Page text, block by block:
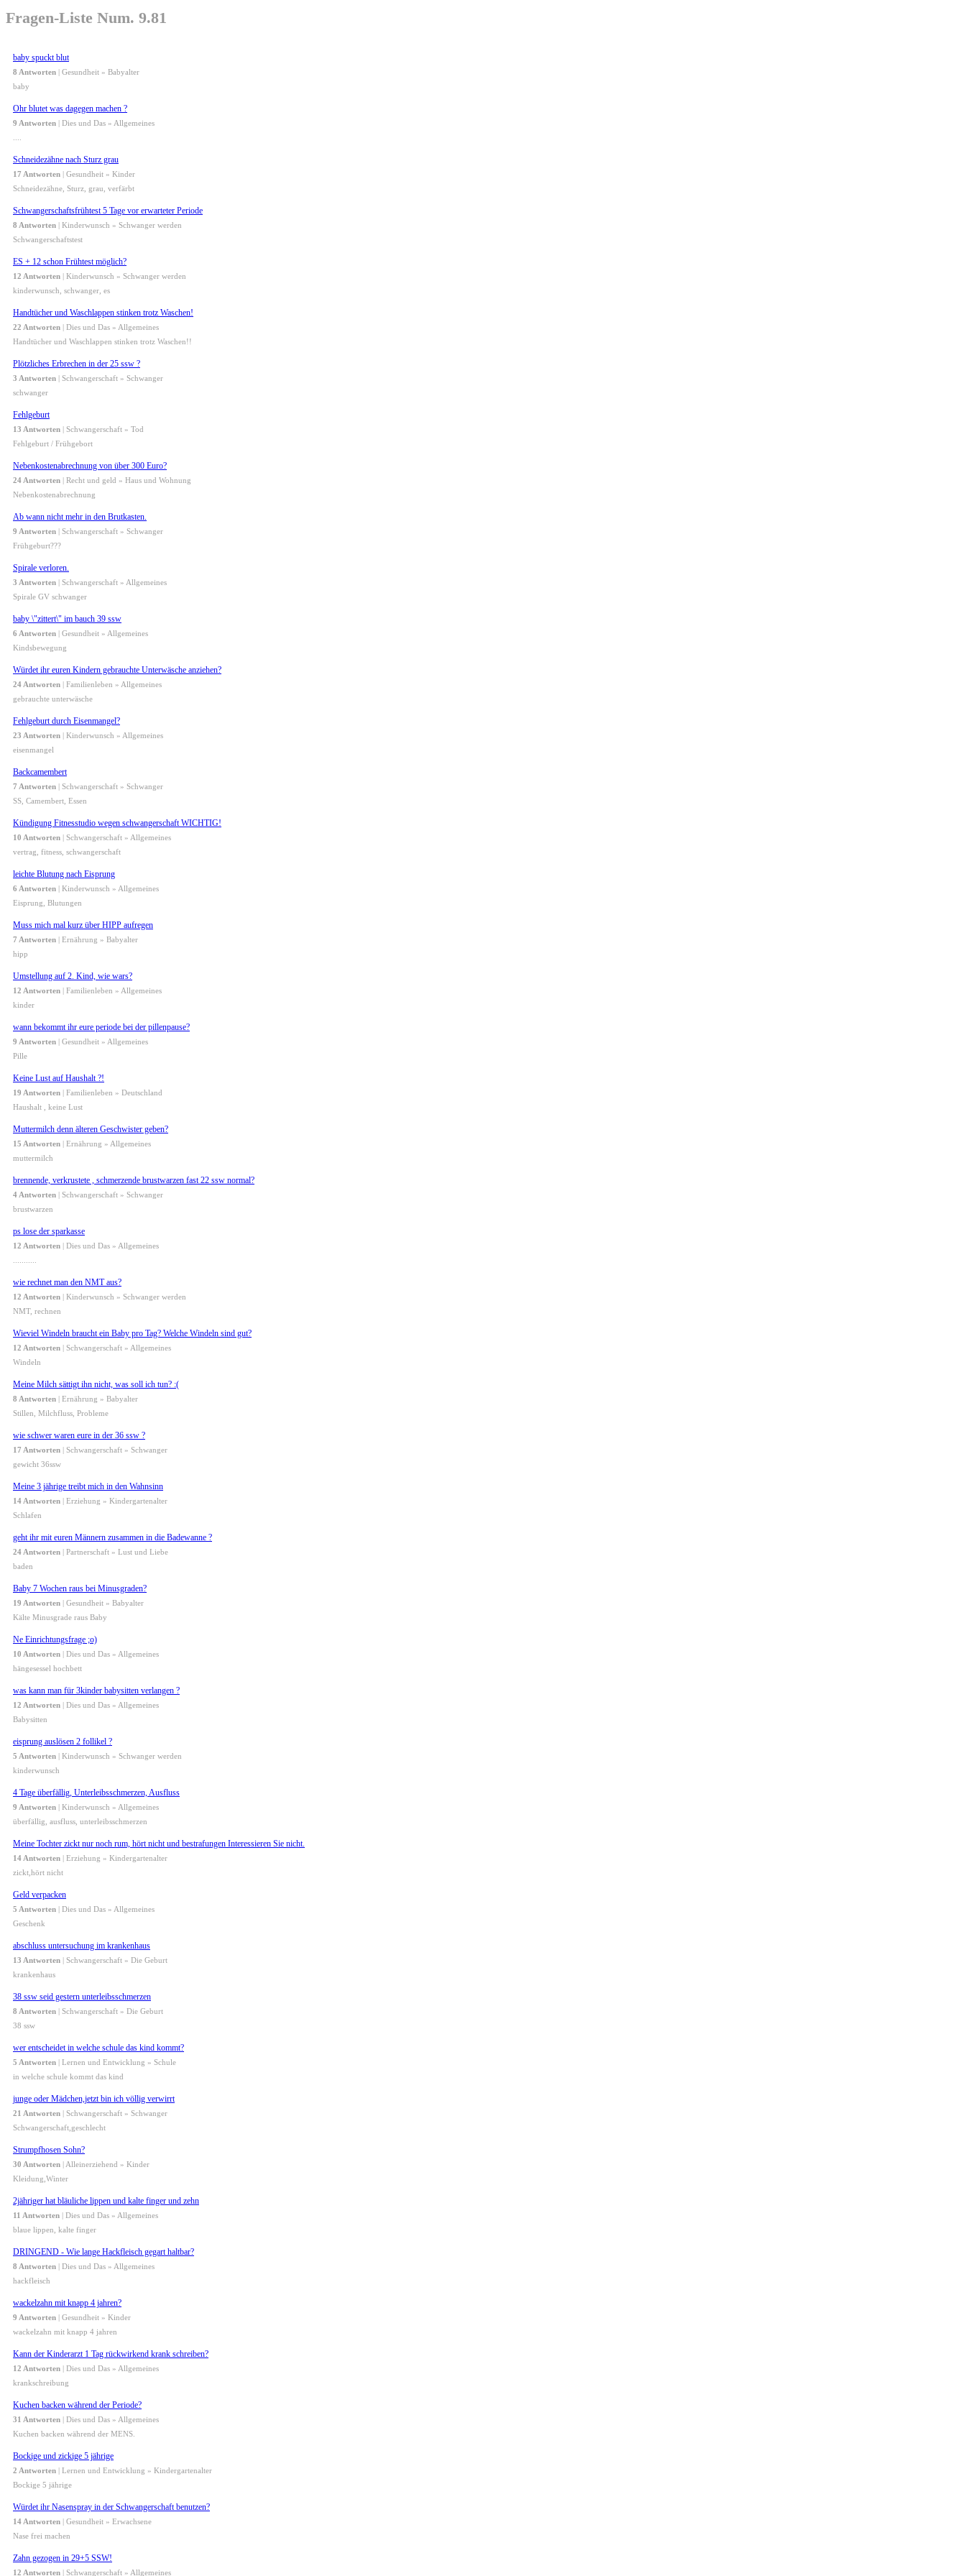
Fragen-Liste Num. 9.81
baby spuckt blut
8 Antworten | Gesundheit » Babyalter
baby
Ohr blutet was dagegen machen ?
9 Antworten | Dies und Das » Allgemeines
....
Schneidezähne nach Sturz grau
17 Antworten | Gesundheit » Kinder
Schneidezähne, Sturz, grau, verfärbt
Schwangerschaftsfrühtest 5 Tage vor erwarteter Periode
8 Antworten | Kinderwunsch » Schwanger werden
Schwangerschaftstest
ES + 12 schon Frühtest möglich?
12 Antworten | Kinderwunsch » Schwanger werden
kinderwunsch, schwanger, es
Handtücher und Waschlappen stinken trotz Waschen!
22 Antworten | Dies und Das » Allgemeines
Handtücher und Waschlappen stinken trotz Waschen!!
Plötzliches Erbrechen in der 25 ssw ?
3 Antworten | Schwangerschaft » Schwanger
schwanger
Fehlgeburt
13 Antworten | Schwangerschaft » Tod
Fehlgeburt / Frühgebort
Nebenkostenabrechnung von über 300 Euro?
24 Antworten | Recht und geld » Haus und Wohnung
Nebenkostenabrechnung
Ab wann nicht mehr in den Brutkasten.
9 Antworten | Schwangerschaft » Schwanger
Frühgeburt???
Spirale verloren.
3 Antworten | Schwangerschaft » Allgemeines
Spirale GV schwanger
baby \"zittert\" im bauch 39 ssw
6 Antworten | Gesundheit » Allgemeines
Kindsbewegung
Würdet ihr euren Kindern gebrauchte Unterwäsche anziehen?
24 Antworten | Familienleben » Allgemeines
gebrauchte unterwäsche
Fehlgeburt durch Eisenmangel?
23 Antworten | Kinderwunsch » Allgemeines
eisenmangel
Backcamembert
7 Antworten | Schwangerschaft » Schwanger
SS, Camembert, Essen
Kündigung Fitnesstudio wegen schwangerschaft WICHTIG!
10 Antworten | Schwangerschaft » Allgemeines
vertrag, fitness, schwangerschaft
leichte Blutung nach Eisprung
6 Antworten | Kinderwunsch » Allgemeines
Eisprung, Blutungen
Muss mich mal kurz über HIPP aufregen
7 Antworten | Ernährung » Babyalter
hipp
Umstellung auf 2. Kind, wie wars?
12 Antworten | Familienleben » Allgemeines
kinder
wann bekommt ihr eure periode bei der pillenpause?
9 Antworten | Gesundheit » Allgemeines
Pille
Keine Lust auf Haushalt ?!
19 Antworten | Familienleben » Deutschland
Haushalt , keine Lust
Muttermilch denn älteren Geschwister geben?
15 Antworten | Ernährung » Allgemeines
muttermilch
brennende, verkrustete , schmerzende brustwarzen fast 22 ssw normal?
4 Antworten | Schwangerschaft » Schwanger
brustwarzen
ps lose der sparkasse
12 Antworten | Dies und Das » Allgemeines
...........
wie rechnet man den NMT aus?
12 Antworten | Kinderwunsch » Schwanger werden
NMT, rechnen
Wieviel Windeln braucht ein Baby pro Tag? Welche Windeln sind gut?
12 Antworten | Schwangerschaft » Allgemeines
Windeln
Meine Milch sättigt ihn nicht, was soll ich tun? :(
8 Antworten | Ernährung » Babyalter
Stillen, Milchfluss, Probleme
wie schwer waren eure in der 36 ssw ?
17 Antworten | Schwangerschaft » Schwanger
gewicht 36ssw
Meine 3 jährige treibt mich in den Wahnsinn
14 Antworten | Erziehung » Kindergartenalter
Schlafen
geht ihr mit euren Männern zusammen in die Badewanne ?
24 Antworten | Partnerschaft » Lust und Liebe
baden
Baby 7 Wochen raus bei Minusgraden?
19 Antworten | Gesundheit » Babyalter
Kälte Minusgrade raus Baby
Ne Einrichtungsfrage ;o)
10 Antworten | Dies und Das » Allgemeines
hängesessel hochbett
was kann man für 3kinder babysitten verlangen ?
12 Antworten | Dies und Das » Allgemeines
Babysitten
eisprung auslösen 2 follikel ?
5 Antworten | Kinderwunsch » Schwanger werden
kinderwunsch
4 Tage überfällig, Unterleibsschmerzen, Ausfluss
9 Antworten | Kinderwunsch » Allgemeines
überfällig, ausfluss, unterleibsschmerzen
Meine Tochter zickt nur noch rum, hört nicht und bestrafungen Interessieren Sie nicht.
14 Antworten | Erziehung » Kindergartenalter
zickt,hört nicht
Geld verpacken
5 Antworten | Dies und Das » Allgemeines
Geschenk
abschluss untersuchung im krankenhaus
13 Antworten | Schwangerschaft » Die Geburt
krankenhaus
38 ssw seid gestern unterleibsschmerzen
8 Antworten | Schwangerschaft » Die Geburt
38 ssw
wer entscheidet in welche schule das kind kommt?
5 Antworten | Lernen und Entwicklung » Schule
in welche schule kommt das kind
junge oder Mädchen,jetzt bin ich völlig verwirrt
21 Antworten | Schwangerschaft » Schwanger
Schwangerschaft,geschlecht
Strumpfhosen Sohn?
30 Antworten | Alleinerziehend » Kinder
Kleidung,Winter
2jähriger hat bläuliche lippen und kalte finger und zehn
11 Antworten | Dies und Das » Allgemeines
blaue lippen, kalte finger
DRINGEND - Wie lange Hackfleisch gegart haltbar?
8 Antworten | Dies und Das » Allgemeines
hackfleisch
wackelzahn mit knapp 4 jahren?
9 Antworten | Gesundheit » Kinder
wackelzahn mit knapp 4 jahren
Kann der Kinderarzt 1 Tag rückwirkend krank schreiben?
12 Antworten | Dies und Das » Allgemeines
krankschreibung
Kuchen backen während der Periode?
31 Antworten | Dies und Das » Allgemeines
Kuchen backen während der MENS.
Bockige und zickige 5 jährige
2 Antworten | Lernen und Entwicklung » Kindergartenalter
Bockige 5 jährige
Würdet ihr Nasenspray in der Schwangerschaft benutzen?
14 Antworten | Gesundheit » Erwachsene
Nase frei machen
Zahn gezogen in 29+5 SSW!
12 Antworten | Schwangerschaft » Allgemeines